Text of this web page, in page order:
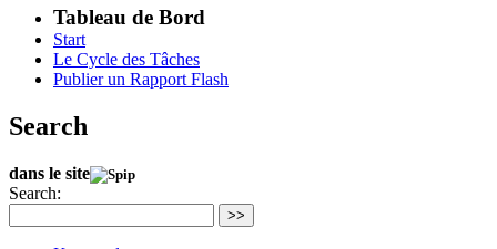
Tableau de Bord
Start
Le Cycle des Tâches
Publier un Rapport Flash
Search
dans le site
Search:
>>